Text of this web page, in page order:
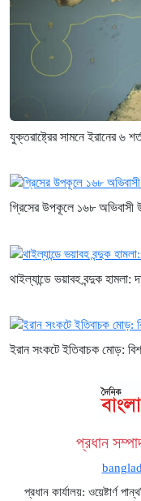
যুক্তরাষ্ট্রের সামনে ইরানের ৬
গ্রিসের উপকূলে ১৬৮ অভিবাসী
থাইল্যান্ডে ভয়াবহ বন্দুক
ইরান সংকটে ইতিবাচক মোড়:
প্রধান
প্রধান কার্যালয়: ওয়েষ্টার্ণ